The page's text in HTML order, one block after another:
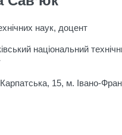
наук, доцент
національний
15, м. Івано-